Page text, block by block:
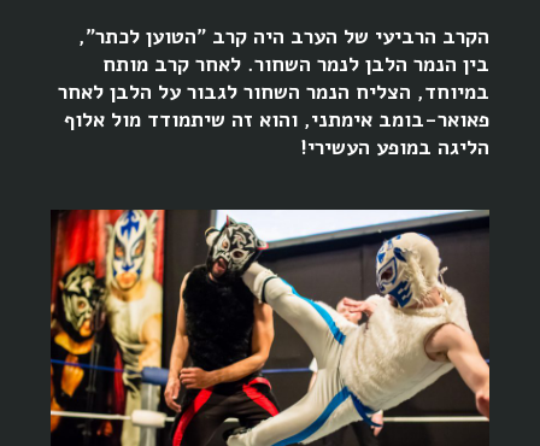
הקרב הרביעי של הערב היה קרב "הטוען לכתר",
בין הנמר הלבן לנמר השחור. לאחר קרב מותח
במיוחד, הצליח הנמר השחור לגבור על הלבן לאחר
פאואר-בומב אימתני, והוא זה שיתמודד מול אלוף
הליגה במופע העשירי!